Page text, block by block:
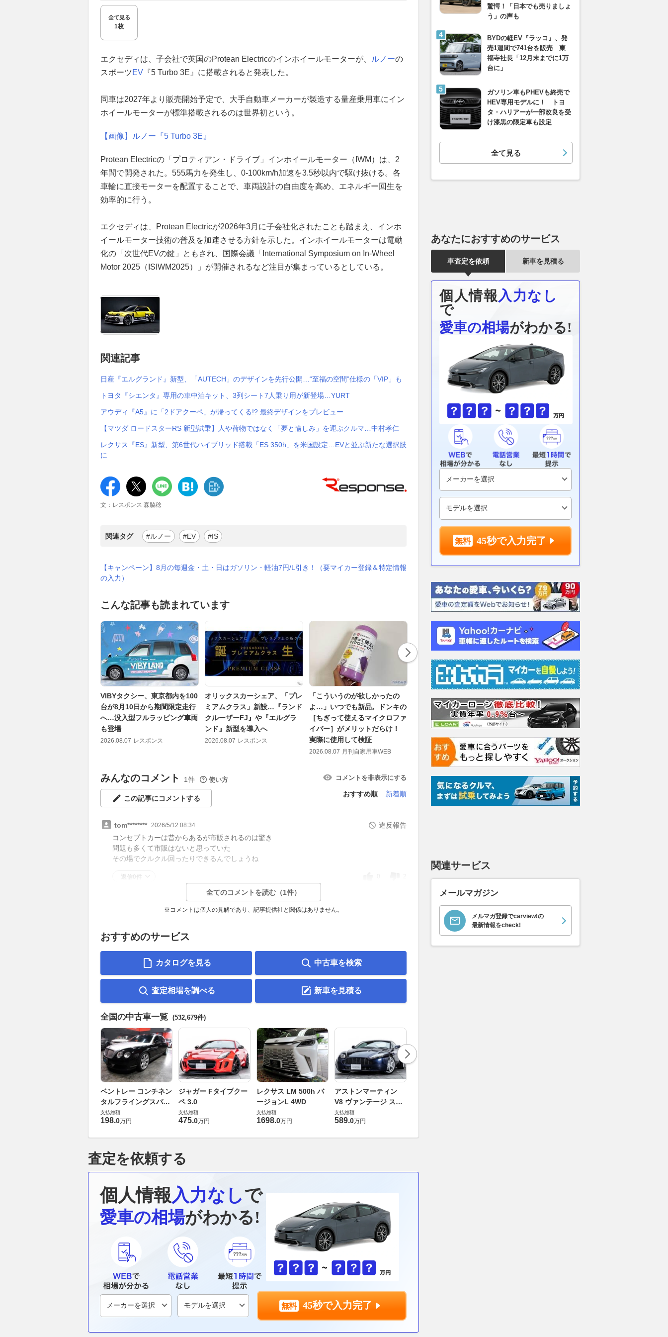
全て見る
1枚
エクセディは、子会社で英国のProtean Electricのインホイールモーターが、 ルノーの
スポーツEV 『5 Turbo 3E』に搭載されると発表した。
同車は2027年より販売開始予定で、大手自動車メーカーが製造する量産乗用車にイン
ホイールモーターが標準搭載されるのは世界初という。
【画像】ルノー『5 Turbo 3E』
Protean Electricの「プロティアン・ドライブ」インホイールモーター（IWM）は、2
年間で開発された。555馬力を発生し、0-100km/h加速を3.5秒以内で駆け抜ける。各
車輪に直接モーターを配置することで、車両設計の自由度を高め、エネルギー回生を
効率的に行う。
エクセディは、Protean Electricが2026年3月に子会社化されたことも踏まえ、インホ
イールモーター技術の普及を加速させる方針を示した。インホイールモーターは電動
化の「次世代EVの鍵」ともされ、国際会議「International Symposium on In-Wheel
Motor 2025（ISIWM2025）」が開催されるなど注目が集まっているとしている。
関連記事
日産『エルグランド』新型、「AUTECH」のデザインを先行公開…“至福の空間”仕様の「VIP」も
トヨタ『シエンタ』専用の車中泊キット、3列シート7人乗り用が新登場…YURT
アウディ『A5』に「2ドアクーペ」が帰ってくる!? 最終デザインをプレビュー
【マツダ ロードスターRS 新型試乗】人や荷物ではなく「夢と愉しみ」を運ぶクルマ…中村孝仁
レクサス『ES』新型、第6世代ハイブリッド搭載「ES 350h」を米国設定…EVと並ぶ新たな選択肢
に
文：レスポンス 森脇稔
関連タグ #ルノー #EV #IS
【キャンペーン】8月の毎週金・土・日はガソリン・軽油7円/L引き！（要マイカー登録＆特定情報
の入力）
こんな記事も読まれています
VIBYタクシー、東京都内を100
台が8月10日から期間限定走行
へ…没入型フルラッピング車両
も登場
2026.08.07 レスポンス
オリックスカーシェア、「プレ
ミアムクラス」新設…『ランド
クルーザーFJ』や『エルグラ
ンド』新型を導入へ
2026.08.07 レスポンス
「こういうのが欲しかったの
よ…」いつでも新品。ドンキの
［ちぎって使えるマイクロファ
イバー］がメリットだらけ！
実際に使用して検証
2026.08.07 月刊自家用車WEB
バ」、夏休み限定「夕涼み便」
運航…8月8日から
2026.08.07 レスポンス
イヤが空転して動かない！ 自
力脱出の手段もあれど「すぐに
プロへと依頼」が最善策なワケ
2026.08.07 WEB CARTOP
みんなのコメント 1件 使い方 コメントを非表示にする
この記事にコメントする
おすすめ順 新着順
tom******** 2026/5/12 08:34
違反報告
コンセプトカーは昔からあるが市販されるのは驚き
問題も多くて市販はないと思っていた
その場でクルクル回ったりできるんでしょうね
返信0件
全てのコメントを読む（1件）
※コメントは個人の見解であり、記事提供社と関係はありません。
おすすめのサービス
カタログを見る 中古車を検索
査定相場を調べる 新車を見積る
全国の中古車一覧 (532,679件)
ベントレー コンチネン
タルフライングスパー
6.0 4WD
支払総額
198.0万円
ジャガー Fタイプクー
ペ 3.0
支払総額
475.0万円
レクサス LM 500h バ
ージョンL 4WD
支払総額
1698.0万円
アストンマーティン
V8 ヴァンテージ スポ
ーツシフト
支払総額
589.0万円
査定を依頼する
個人情報入力なしで
愛車の相場がわかる!
45秒で入力完了
驚愕！「日本でも売りましょ
う」の声も
BYDの軽EV『ラッコ』、発
売1週間で741台を販売 東
福寺社長「12月末までに1万
台に」
ガソリン車もPHEVも終売で
HEV専用モデルに！ トヨ
タ・ハリアーが一部改良を受
け漆黒の限定車も設定
全て見る
あなたにおすすめのサービス
車査定を依頼 新車を見積る
個人情報 入力なし
で
愛車の相場がわかる!
45秒で入力完了
関連サービス
メールマガジン
メルマガ登録でcarview!の
最新情報をcheck!